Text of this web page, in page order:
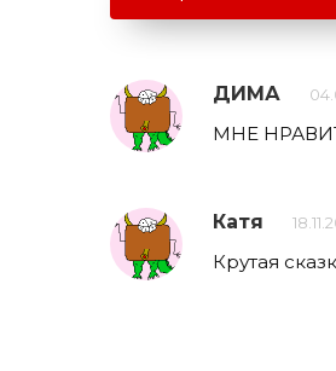
ДИМА
МНЕ
Катя
Крутая